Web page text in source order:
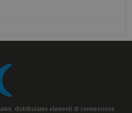
distribuiamo elementi di connessione